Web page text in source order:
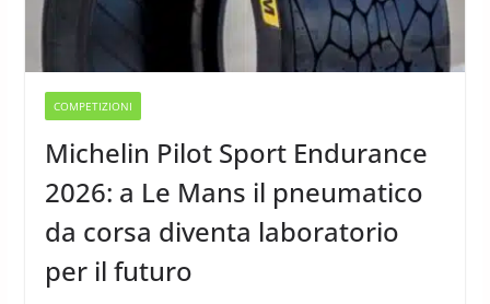
COMPETIZIONI
Michelin Pilot Sport Endurance
2026: a Le Mans il pneumatico
da corsa diventa laboratorio
per il futuro